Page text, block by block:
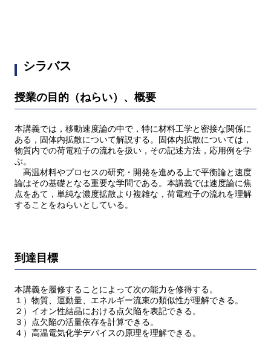
シラバス
授業の目的（ねらい）、概要
本講義では，移動速度論の中で，特に材料工学と密接な関係に
ある，固体内拡散について解説する。固体内拡散については，
物質内での荷電粒子の流れを扱い，その記述方法，応用例を学
ぶ。
高温材料やプロセスの研究・開発を進める上で平衡論と速度
論はその基礎となる重要な学問である。本講義では速度論に焦
点をあて，単純な濃度拡散より複雑な，荷電粒子の流れを理解
することをねらいとしている。
到達目標
本講義を履修することによって次の能力を修得する。
１）物質、運動量、エネルギー流束の類似性が理解できる。
２）イオン性結晶における点欠陥を表記できる。
３）点欠陥の活量依存を計算できる。
４）高温電気化学デバイスの原理を理解できる。